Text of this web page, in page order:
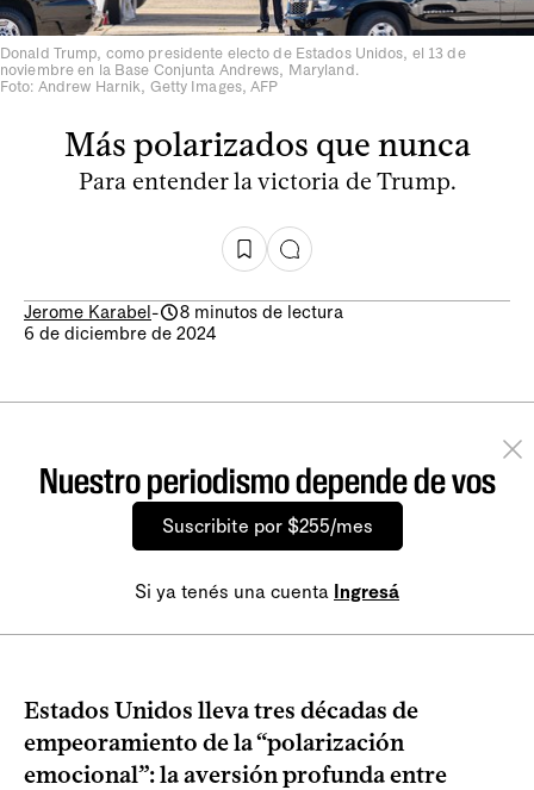
Donald Trump, como presidente electo de Estados Unidos, el 13 de
noviembre en la Base Conjunta Andrews, Maryland.
Foto: Andrew Harnik, Getty Images, AFP
Más polarizados que nunca
Para entender la victoria de Trump.
Jerome Karabel-
8 minutos de lectura
6 de diciembre de 2024
Nuestro periodismo depende de vos
Suscribite por $255/mes
Si ya tenés una cuenta Ingresá
Estados Unidos lleva tres décadas de
empeoramiento de la “polarización
emocional”: la aversión profunda entre